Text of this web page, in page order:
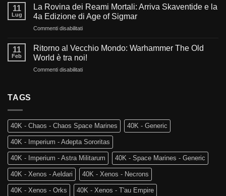
aspetta
nel
futuro
di
40.000?
Fede
e
Fuoco:
L’evoluzione
Warhammer
40.000
Kill
11
Lug
La Rovina dei Reami Mortali: Arriva Skaventide e la
4a Edizione di Age of Sigmar
Commenti disabilitatisu
Rovina
dei
Reami
Mortali:
Edizione
Age
of
Sigmar
11
Feb
Ritorno al Vecchio Mondo: Warhammer The Old
World è tra noi!
Commenti disabilitatisu
The
Old
World
è
tra
noi!
TAGS
40K - Chaos - Chaos Space Marines 40K - Generic
40K - Imperium - Adepta Sororitas
40K - Imperium - Astra Militarum 40K - Space Marines - Generic
40K - Xenos - Aeldari 40K - Xenos - Necrons
40K - Xenos - Orks 40K - Xenos - T'au Empire